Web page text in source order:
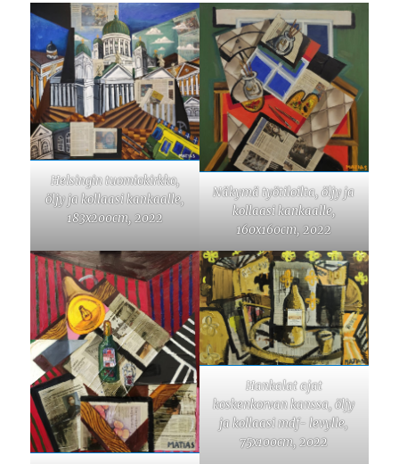
Helsingin tuomiokirkko,
öljy ja kollaasi kankaalle,
183x200cm, 2022
Näkymä työtiloilta, öljy ja
kollaasi kankaalle,
160x160cm, 2022
Hankalat ajat
koskenkorvan kanssa, öljy
ja kollaasi mdf- levylle,
75x100cm, 2022